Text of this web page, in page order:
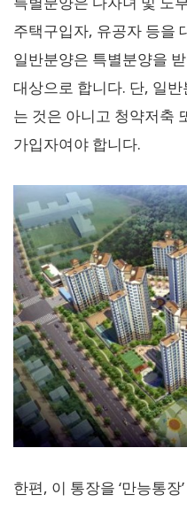
주택구입자, 유공자 등을
일반분양은 특별분양을
대상으로 합니다. 단, 일
는 것은 아니고 청약저축
가입자여야 합니다.
한편, 이 통장을 ‘만능통